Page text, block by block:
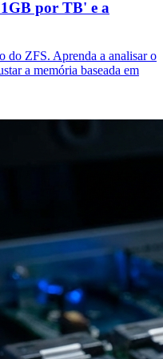
por TB' e a
do ZFS. Aprenda a analisar o
a memória baseada em